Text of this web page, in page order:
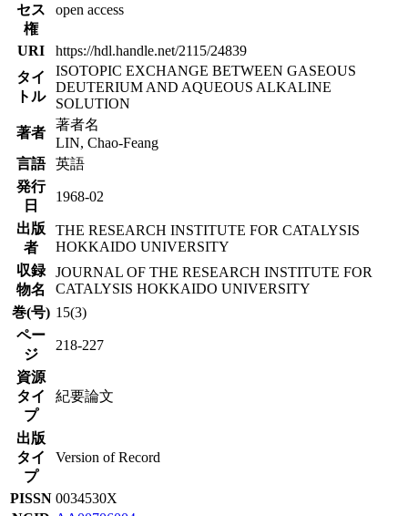
セス
権
open access
URI
https://hdl.handle.net/2115/24839
タイ
トル
ISOTOPIC EXCHANGE BETWEEN GASEOUS
DEUTERIUM AND AQUEOUS ALKALINE
SOLUTION
著者
著者名
LIN, Chao-Feang
言語
英語
発行
日
1968-02
出版
者
THE RESEARCH INSTITUTE FOR CATALYSIS
HOKKAIDO UNIVERSITY
収録
物名
JOURNAL OF THE RESEARCH INSTITUTE FOR
CATALYSIS HOKKAIDO UNIVERSITY
巻(号) 15(3)
ペー
ジ
218-227
資源
タイ
プ
紀要論文
出版
タイ
プ
Version of Record
PISSN 0034530X